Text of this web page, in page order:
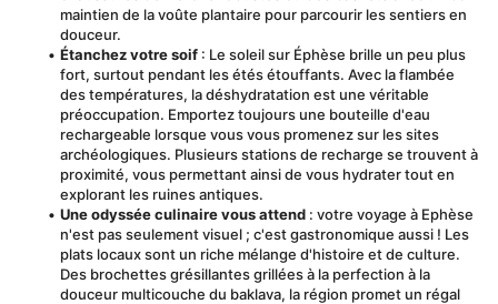
maintien de la voûte plantaire pour parcourir les sentiers en
douceur.
Étanchez votre soif : Le soleil sur Éphèse brille un peu plus
fort, surtout pendant les étés étouffants. Avec la flambée
des températures, la déshydratation est une véritable
préoccupation. Emportez toujours une bouteille d'eau
rechargeable lorsque vous vous promenez sur les sites
archéologiques. Plusieurs stations de recharge se trouvent à
proximité, vous permettant ainsi de vous hydrater tout en
explorant les ruines antiques.
Une odyssée culinaire vous attend : votre voyage à Ephèse
n'est pas seulement visuel ; c'est gastronomique aussi ! Les
plats locaux sont un riche mélange d'histoire et de culture.
Des brochettes grésillantes grillées à la perfection à la
douceur multicouche du baklava, la région promet un régal